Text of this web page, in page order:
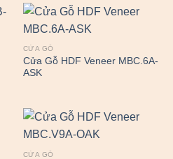
CỬA GỖ
Cửa Gỗ HDF Veneer MBC.6A-
ASK
CỬA GỖ